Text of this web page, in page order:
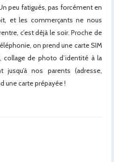
peu fatigués, pas forcément en
et les commerçants ne nous
c’est déjà le soir. Proche de
on prend une carte SIM
collage de photo d’identité à la
nos parents (adresse,
une carte prépayée !